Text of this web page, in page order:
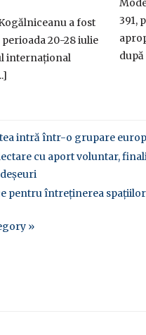
a fost
20-28 iulie
internațional
391,
după
intră într-o grupare
cu aport voluntar,
pentru întreținerea
»